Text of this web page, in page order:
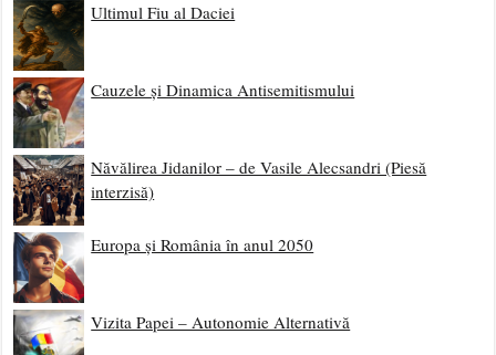
Ultimul Fiu al Daciei
Cauzele și Dinamica Antisemitismului
Năvălirea Jidanilor – de Vasile Alecsandri (Piesă
interzisă)
Europa și România în anul 2050
Vizita Papei – Autonomie Alternativă